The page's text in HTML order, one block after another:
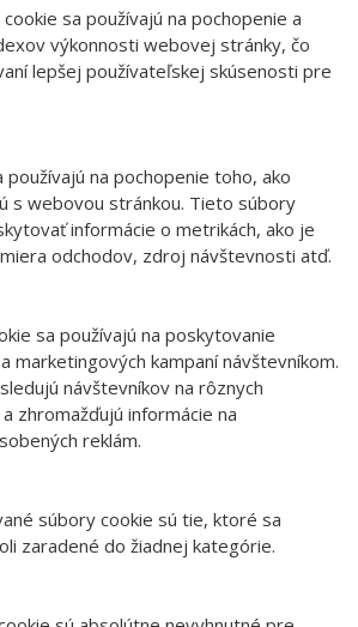
sa používajú na pochopenie a
výkonnosti webovej stránky, čo
lepšej používateľskej skúsenosti pre
používajú na pochopenie toho, ako
s webovou stránkou. Tieto súbory
informácie o metrikách, ako je
odchodov, zdroj návštevnosti atď.
sa používajú na poskytovanie
marketingových kampaní návštevníkom.
návštevníkov na rôznych
zhromažďujú informácie na
reklám.
súbory cookie sú tie, ktoré sa
zaradené do žiadnej kategórie.